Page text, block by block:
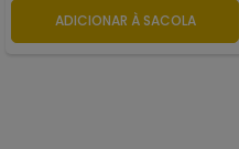
ADICIONAR À SACOLA